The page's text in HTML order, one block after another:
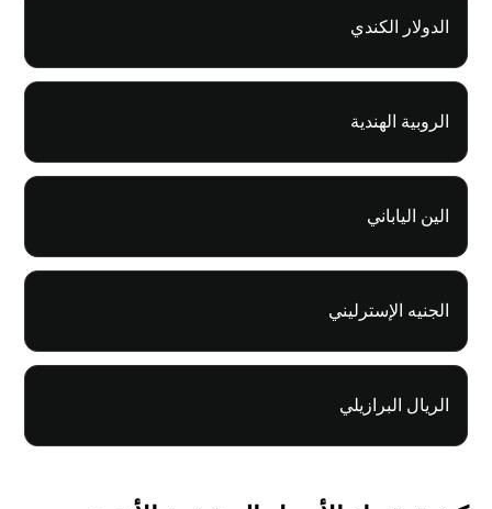
الدولار الكندي
الروبية الهندية
الين الياباني
الجنيه الإسترليني
الريال البرازيلي